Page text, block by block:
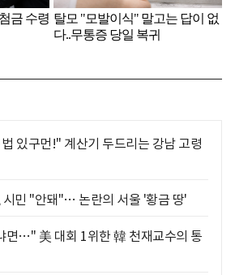
있구먼!" 계산기 두드리는 강남 고령
시민 "안돼"… 논란의 서울 '황금 땅'
면…" 美 대회 1위한 韓 천재교수의 통